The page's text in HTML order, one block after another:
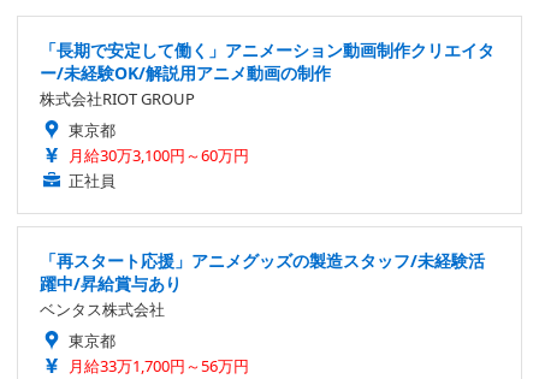
「長期で安定して働く」アニメーション動画制作クリエイタ
ー/未経験OK/解説用アニメ動画の制作
株式会社RIOT GROUP
東京都
月給30万3,100円～60万円
正社員
「再スタート応援」アニメグッズの製造スタッフ/未経験活
躍中/昇給賞与あり
ベンタス株式会社
東京都
月給33万1,700円～56万円